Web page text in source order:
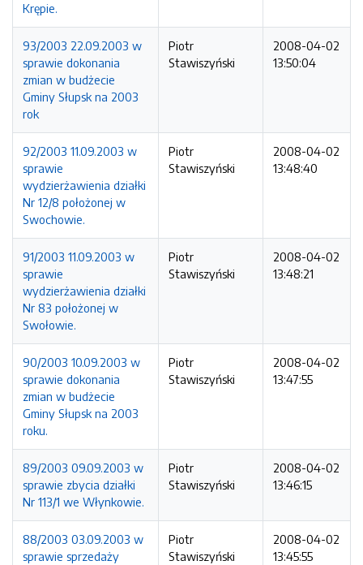
Krępie.
93/2003 22.09.2003 w
sprawie dokonania
zmian w budżecie
Gminy Słupsk na 2003
rok
Piotr
Stawiszyński
2008-04-02
13:50:04
92/2003 11.09.2003 w
sprawie
wydzierżawienia działki
Nr 12/8 położonej w
Swochowie.
Piotr
Stawiszyński
2008-04-02
13:48:40
91/2003 11.09.2003 w
sprawie
wydzierżawienia działki
Nr 83 położonej w
Swołowie.
Piotr
Stawiszyński
2008-04-02
13:48:21
90/2003 10.09.2003 w
sprawie dokonania
zmian w budżecie
Gminy Słupsk na 2003
roku.
Piotr
Stawiszyński
2008-04-02
13:47:55
89/2003 09.09.2003 w
sprawie zbycia działki
Nr 113/1 we Włynkowie.
Piotr
Stawiszyński
2008-04-02
13:46:15
88/2003 03.09.2003 w
sprawie sprzedaży
Piotr
Stawiszyński
2008-04-02
13:45:55